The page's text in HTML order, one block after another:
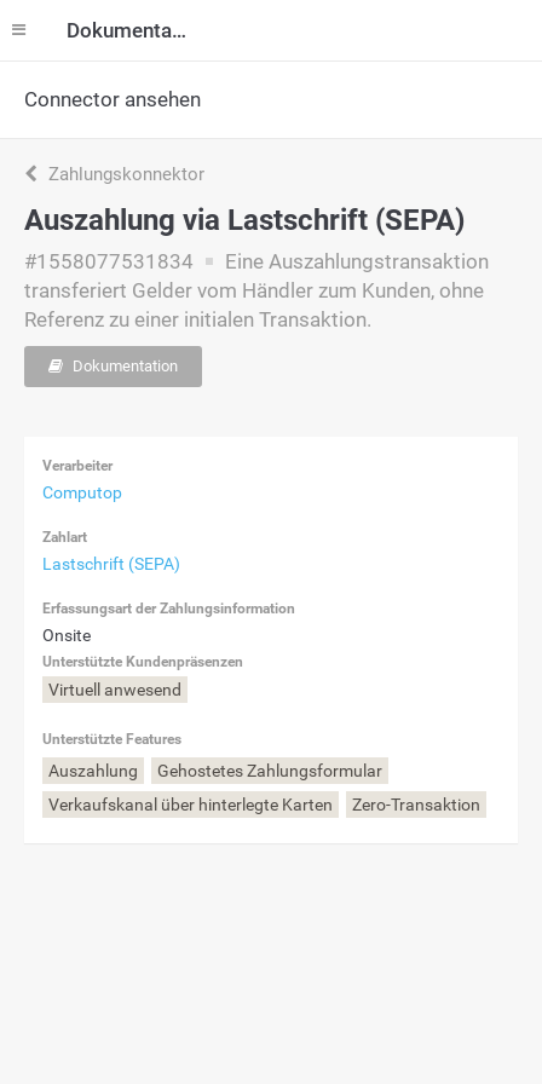
Dokumentation
Connector ansehen
Zahlungskonnektor
Auszahlung via Lastschrift (SEPA)
#1558077531834
Eine Auszahlungstransaktion
transferiert Gelder vom Händler zum Kunden, ohne
Referenz zu einer initialen Transaktion.
Dokumentation
Verarbeiter
Computop
Zahlart
Lastschrift (SEPA)
Erfassungsart der Zahlungsinformation
Onsite
Unterstützte Kundenpräsenzen
Virtuell anwesend
Unterstützte Features
Auszahlung
Gehostetes Zahlungsformular
Verkaufskanal über hinterlegte Karten
Zero-Transaktion